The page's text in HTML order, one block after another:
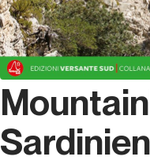
Sardinien